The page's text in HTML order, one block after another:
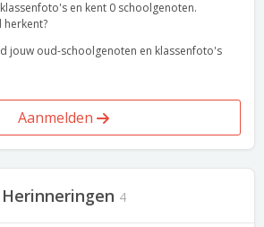
en kent 0 schoolgenoten.
herkent?
jouw oud-schoolgenoten en klassenfoto's
Aanmelden
Herinneringen 4